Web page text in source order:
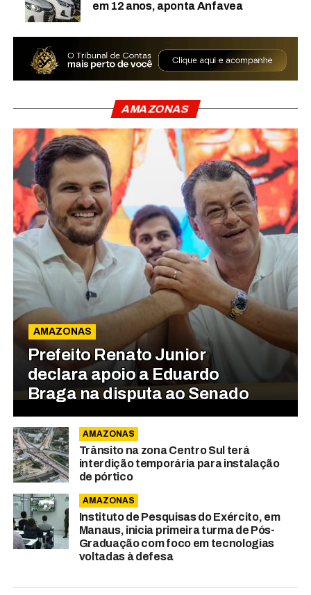
em 12 anos, aponta Anfavea
AMAZONAS
AMAZONAS
Prefeito Renato Junior
declara apoio a Eduardo
Braga na disputa ao Senado
AMAZONAS
Trânsito na zona Centro Sul terá
interdição temporária para instalação
de pórtico
AMAZONAS
Instituto de Pesquisas do Exército, em
Manaus, inicia primeira turma de Pós-
Graduação com foco em tecnologias
voltadas à defesa